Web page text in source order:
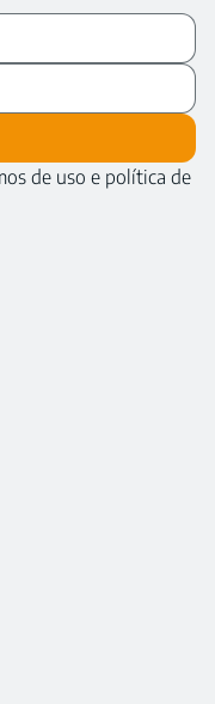
de uso e política de